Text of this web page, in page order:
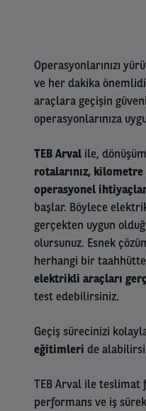
Operasyonlarınızı
ve her dakika
araçlara geçişin
operasyonlarınıza
TEB Arval ile,
rotalarınız, kilometre
operasyonel
başlar. Böylece
gerçekten uygun
olursunuz. Esnek
herhangi bir
elektrikli araçları
test edebilirsiniz.
Geçiş sürecinizi
eğitimleri de
TEB Arval ile teslimat
performans ve iş